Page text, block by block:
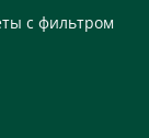
с фильтром